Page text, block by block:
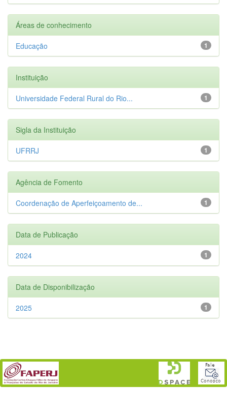
Áreas de conhecimento
1
Educação
Instituição
1
Universidade Federal Rural do Rio...
Sigla da Instituição
1
UFRRJ
Agência de Fomento
1
Coordenação de Aperfeiçoamento de...
Data de Publicação
1
2024
Data de Disponibilização
1
2025